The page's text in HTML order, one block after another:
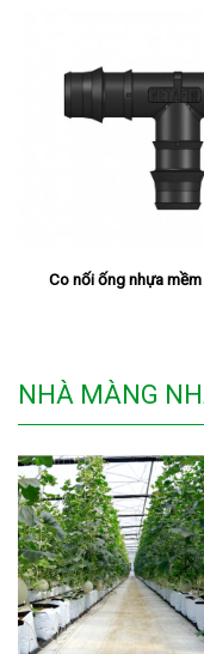
Co nối ống nhựa mềm
NHÀ MÀNG